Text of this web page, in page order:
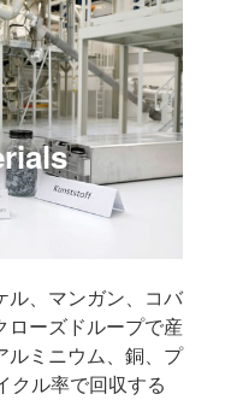
ル、マンガン、コバ
ローズドループで産
ルミニウム、銅、プ
クル率で回収する